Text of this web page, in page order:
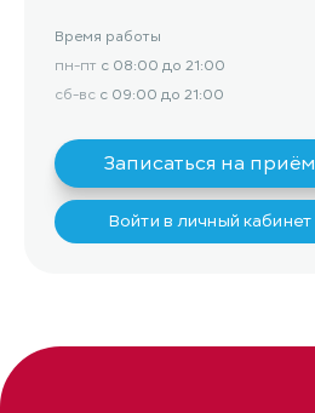
Время работы
пн-пт с 08:00 до 21:00
сб-вс с 09:00 до 21:00
Записаться на приём
Войти в личный кабинет